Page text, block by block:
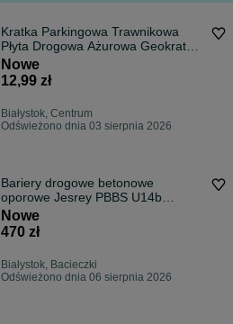
Kratka Parkingowa Trawnikowa
Płyta Drogowa Ażurowa Geokrata
EkoKratka
Nowe
12,99 zł
Białystok, Centrum
Odświeżono dnia 03 sierpnia 2026
Bariery drogowe betonowe
oporowe Jesrey PBBS U14b
oporniki ochronne
Nowe
470 zł
Białystok, Bacieczki
Odświeżono dnia 06 sierpnia 2026